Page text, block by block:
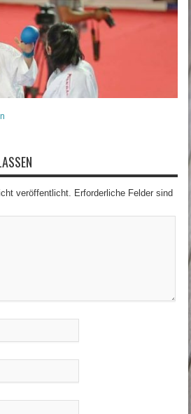
veröffentlicht. Erforderliche Felder sind